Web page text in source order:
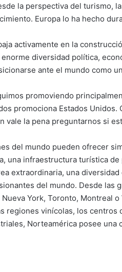
la perspectiva del turismo,
Europa lo ha hecho
activamente en la
enorme diversidad política,
ante el mundo como
promoviendo
promociona Estados Unidos.
vale la pena preguntarnos si
del mundo pueden ofrecer
una infraestructura turística
extraordinaria, una
del mundo. Desde las
Nueva York, Toronto, Montreal
regiones vinícolas, los centros
Norteamérica posee una